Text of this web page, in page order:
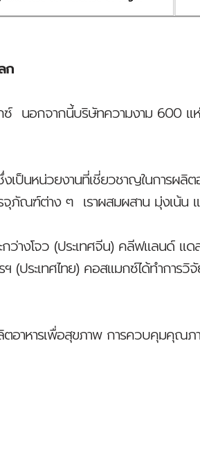
ก
นอกจากนี้บริษัทความงาม 600 แ
นหน่วยงานที่เชี่ยวชาญในการผลิต
ภัณฑ์ต่าง ๆ เราผสมผสาน มุ่งเน้น แ
ว่างโจว (ประเทศจีน) คลีฟแลนด์ แ
ครฯ (ประเทศไทย) คอสแมกซ์ได้ท
อาหารเพื่อสุขภาพ การควบคุมคุณ